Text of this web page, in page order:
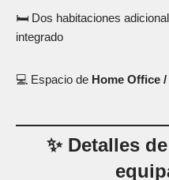
🛏 Dos habitaciones
integrado
💻 Espacio de Home Office
✨ Detalles